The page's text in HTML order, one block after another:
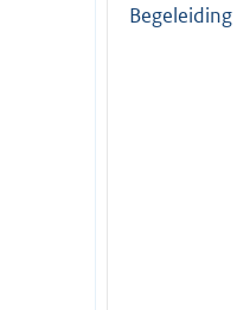
Begeleiding